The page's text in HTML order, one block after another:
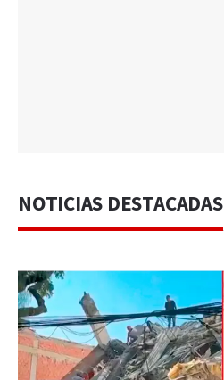
NOTICIAS DESTACADAS